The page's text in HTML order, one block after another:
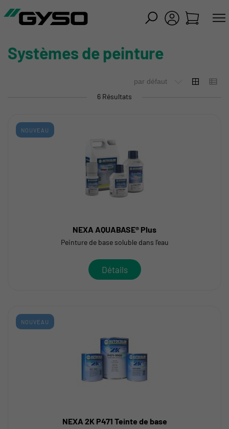
Systèmes de peinture
6 Résultats
NOUVEAU
NEXA AQUABASE® Plus
Peinture de base soluble dans l'eau
Détails
NOUVEAU
NEXA 2K P471 Teinte de base